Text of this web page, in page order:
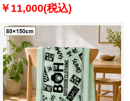
sumo999-b【10月下旬発送予
￥11,000(税込)